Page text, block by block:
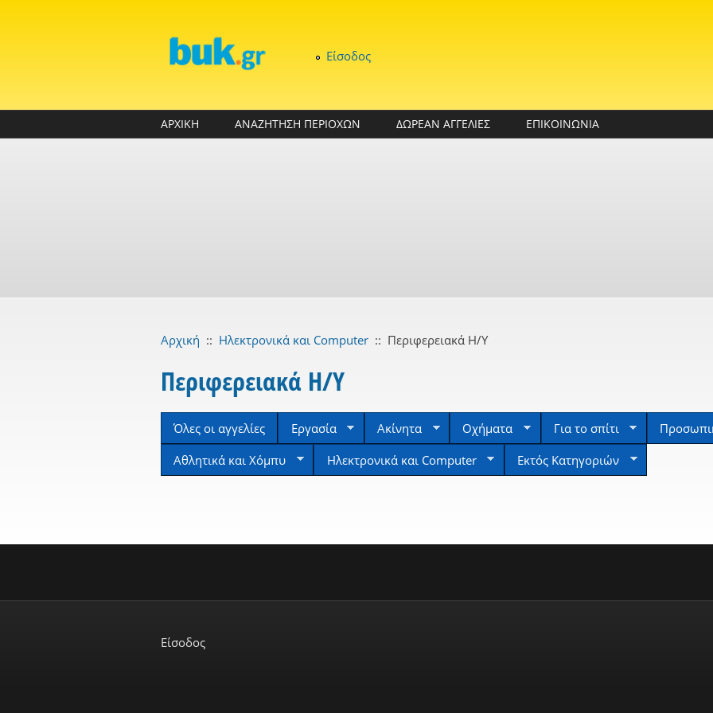
Είσοδος
ΑΡΧΙΚΗ ΑΝΑΖΗΤΗΣΗ ΠΕΡΙΟΧΩΝ ΔΩΡΕΑΝ ΑΓΓΕΛΙΕΣ ΕΠΙΚΟΙΝΩΝΙΑ
Αρχική :: Ηλεκτρονικά και Computer :: Περιφερειακά Η/Υ
Περιφερειακά Η/Υ
Όλες οι αγγελίες Εργασία Ακίνητα Οχήματα Για το σπίτι
Αθλητικά και Χόμπυ
Ηλεκτρονικά και Computer Εκτός Κατηγοριών
Είσοδος